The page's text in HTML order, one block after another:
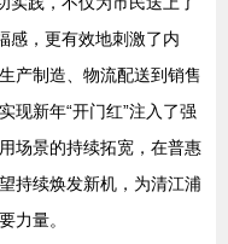
感，更有效地刺激了内
产制造、物流配送到销售
现新年“开门红”注入了强
场景的持续拓宽，在普惠
持续焕发新机，为清江浦
力量。